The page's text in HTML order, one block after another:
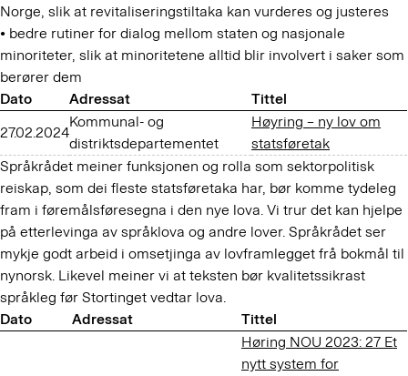
Norge, slik at revitaliseringstiltaka kan vurderes og justeres
• bedre rutiner for dialog mellom staten og nasjonale
minoriteter, slik at minoritetene alltid blir involvert i saker som
berører dem
Dato
Adressat
Tittel
27.02.2024
Kommunal- og
distriktsdepartementet
Høyring – ny lov om
statsføretak
Språkrådet meiner funksjonen og rolla som sektorpolitisk
reiskap, som dei fleste statsføretaka har, bør komme tydeleg
fram i føremålsføresegna i den nye lova. Vi trur det kan hjelpe
på etterlevinga av språklova og andre lover. Språkrådet ser
mykje godt arbeid i omsetjinga av lovframlegget frå bokmål til
nynorsk. Likevel meiner vi at teksten bør kvalitetssikrast
språkleg før Stortinget vedtar lova.
Dato
Adressat Tittel
Høring NOU 2023: 27 Et
nytt system for